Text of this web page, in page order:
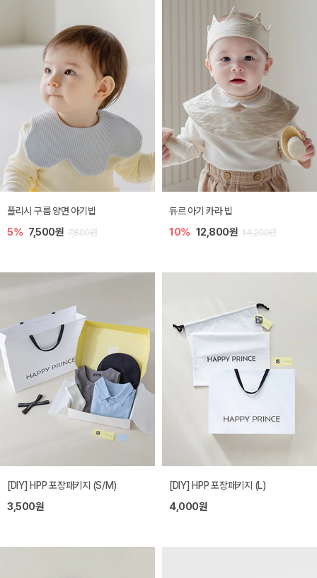
플리시 구름 양면 아기빕
5% 7,500원 7,800원
듀르 아기 카라 빕
10% 12,800원 14,200원
[DIY] HPP 포장패키지 (S/M)
3,500원
[DIY] HPP 포장패키지 (L)
4,000원